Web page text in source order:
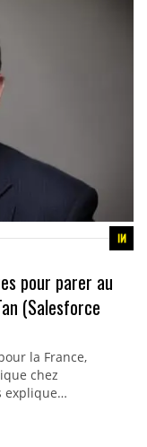
pour parer au
(Salesforce
la France,
chez
explique…